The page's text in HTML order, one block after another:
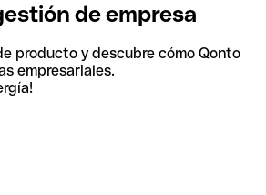
de empresa
producto y descubre cómo Qonto
empresariales.